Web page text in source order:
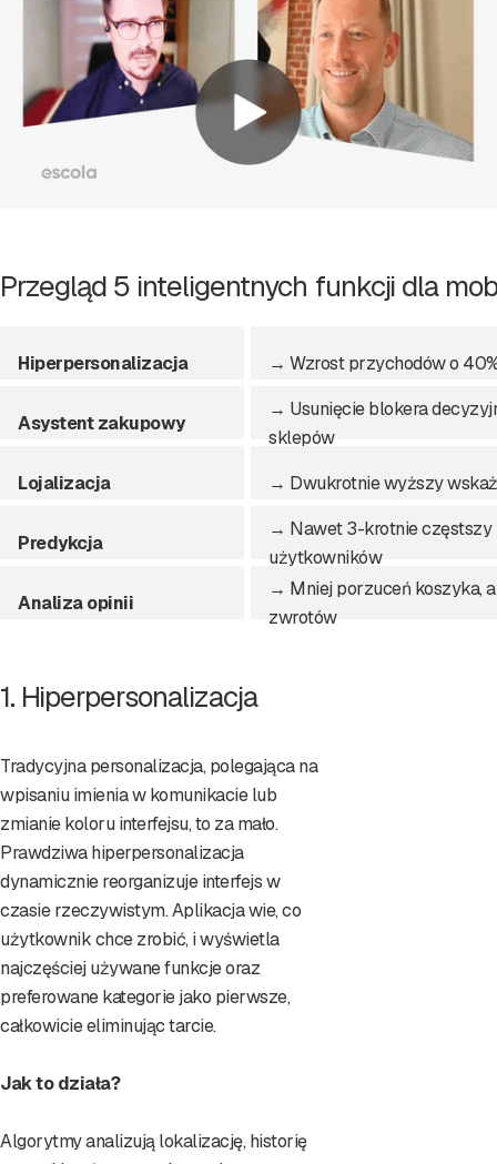
Przegląd 5 inteligentnych funkcji dla
Hiperpersonalizacja → Wzrost przychodów o
Asystent zakupowy
→ Usunięcie blokera
sklepów
Lojalizacja
→ Dwukrotnie wyższy
Predykcja
→ Nawet 3-krotnie częstszy
użytkowników
Analiza opinii
→ Mniej porzuceń koszyka,
zwrotów
1. Hiperpersonalizacja
Tradycyjna personalizacja, polegająca na
wpisaniu imienia w komunikacie lub
zmianie koloru interfejsu, to za mało.
Prawdziwa hiperpersonalizacja
dynamicznie reorganizuje interfejs w
czasie rzeczywistym. Aplikacja wie, co
użytkownik chce zrobić, i wyświetla
najczęściej używane funkcje oraz
preferowane kategorie jako pierwsze,
całkowicie eliminując tarcie.
Jak to działa?
Algorytmy analizują lokalizację, historię